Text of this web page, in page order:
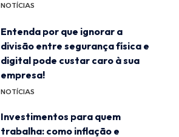
NOTÍCIAS
Entenda por que ignorar a
divisão entre segurança física e
digital pode custar caro à sua
empresa!
NOTÍCIAS
Investimentos para quem
trabalha: como inflação e